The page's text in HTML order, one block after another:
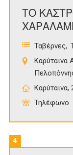
ΤΟ
Ταβέρνες
Καρύταινα
Καρύταινα,
Τηλέφωνο
4